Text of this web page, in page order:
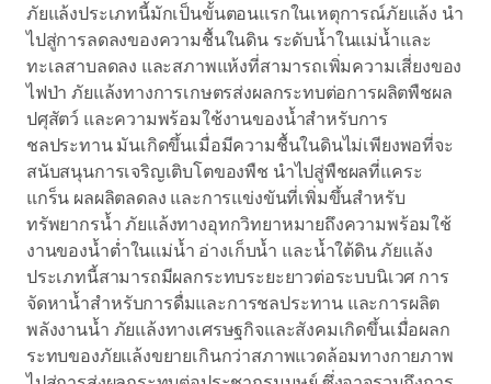
ภัยแล้งประเภทนี้มักเป็นขั้นตอนแรกในเหตุการณ์ภัยแล้ง นำ
ไปสู่การลดลงของความชื้นในดิน ระดับน้ำในแม่น้ำและ
ทะเลสาบลดลง และสภาพแห้งที่สามารถเพิ่มความเสี่ยงของ
ไฟป่า ภัยแล้งทางการเกษตรส่งผลกระทบต่อการผลิตพืชผล
ปศุสัตว์ และความพร้อมใช้งานของน้ำสำหรับการ
ชลประทาน มันเกิดขึ้นเมื่อมีความชื้นในดินไม่เพียงพอที่จะ
สนับสนุนการเจริญเติบโตของพืช นำไปสู่พืชผลที่แคระ
แกร็น ผลผลิตลดลง และการแข่งขันที่เพิ่มขึ้นสำหรับ
ทรัพยากรน้ำ ภัยแล้งทางอุทกวิทยาหมายถึงความพร้อมใช้
งานของน้ำต่ำในแม่น้ำ อ่างเก็บน้ำ และน้ำใต้ดิน ภัยแล้ง
ประเภทนี้สามารถมีผลกระทบระยะยาวต่อระบบนิเวศ การ
จัดหาน้ำสำหรับการดื่มและการชลประทาน และการผลิต
พลังงานน้ำ ภัยแล้งทางเศรษฐกิจและสังคมเกิดขึ้นเมื่อผลก
ระทบของภัยแล้งขยายเกินกว่าสภาพแวดล้อมทางกายภาพ